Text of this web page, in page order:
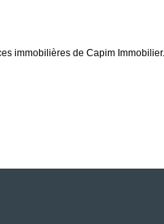
immobilières de Capim Immobilier.